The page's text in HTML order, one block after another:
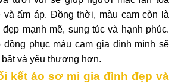
ấm áp. Đồng thời, màu cam còn là
mạnh mẽ, sung túc và hạnh phúc.
đồng phục màu cam gia đình mình sẽ
và yêu thương hơn.
kết áo sơ mi gia đình đẹp và